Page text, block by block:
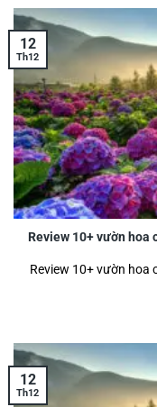
Review 10+ vườn hoa
Review 10+ vườn hoa
12
Th12
12
Th12